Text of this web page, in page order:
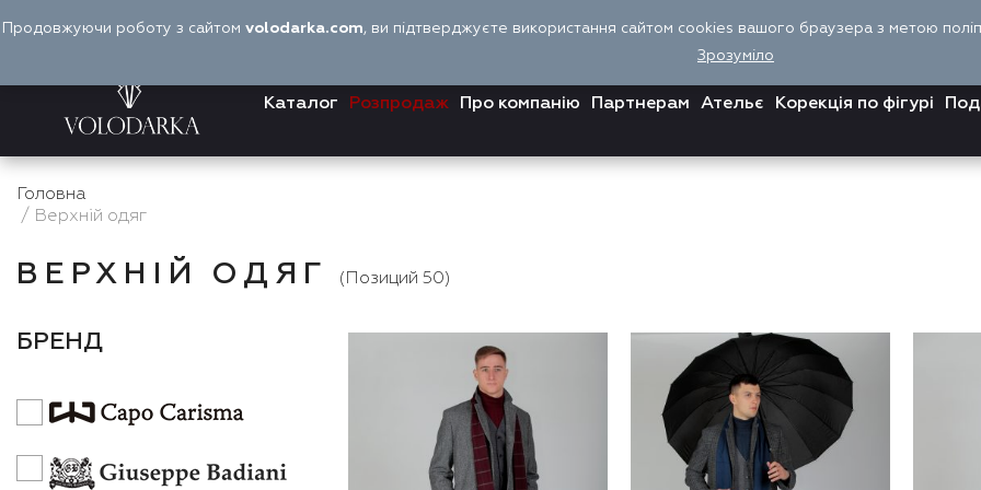
до
Каталог Розпродаж Про компанію Партнерам Ательє Корекція по фігурі
Головна
/ Верхній одяг
ВЕРХНІЙ ОДЯГ (Позиций 50)
БРЕНД
Продовжуючи роботу з сайтом volodarka.com, ви підтверджуєте використання сайтом cookies вашого браузера з метою
Зрозуміло